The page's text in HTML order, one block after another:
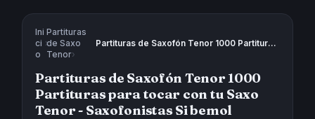
Ini
ci
o
›
Partituras
de Saxo
Tenor›
Partituras de Saxofón Tenor 1000 Partituras para tocar con tu Saxo Tenor - Saxofonistas Si bemol
Partituras de Saxofón Tenor 1000
Partituras para tocar con tu Saxo
Tenor - Saxofonistas Si bemol